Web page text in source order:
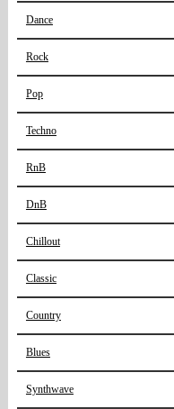
Dance
Rock
Pop
Techno
RnB
DnB
Chillout
Classic
Country
Blues
Synthwave